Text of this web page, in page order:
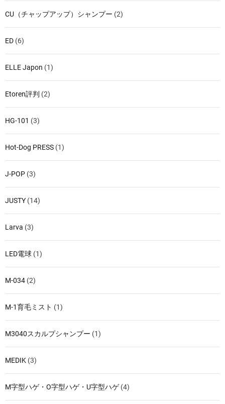
CU（チャップアップ）シャンプー (2)
ED (6)
ELLE Japon (1)
Etoren評判 (2)
HG-101 (3)
Hot-Dog PRESS (1)
J-POP (3)
JUSTY (14)
Larva (3)
LED電球 (1)
M-034 (2)
M-1育毛ミスト (1)
M3040スカルプシャンプー (1)
MEDIK (3)
M字型ハゲ・O字型ハゲ・U字型ハゲ(4)